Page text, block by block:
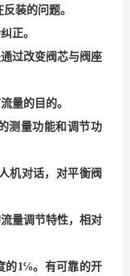
装的问题。
正。
过改变阀芯与阀座
量的目的。
测量功能和调节功
机对话，对平衡阀
量调节特性，相对
的1℅。有可靠的开